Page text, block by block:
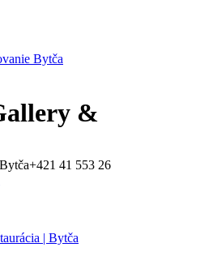
&
+421 41 553 26